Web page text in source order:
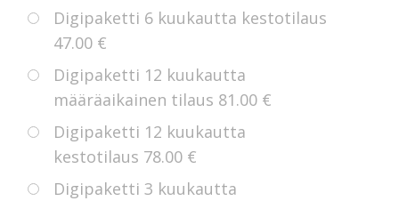
Digipaketti 6 kuukautta kestotilaus
47.00 €
Digipaketti 12 kuukautta
määräaikainen tilaus 81.00 €
Digipaketti 12 kuukautta
kestotilaus 78.00 €
Digipaketti 3 kuukautta